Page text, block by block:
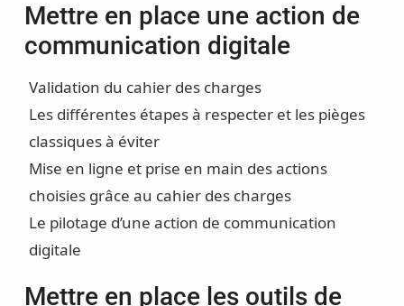
Mettre en place une action de
communication digitale
Validation du cahier des charges
Les différentes étapes à respecter et les pièges
classiques à éviter
Mise en ligne et prise en main des actions
choisies grâce au cahier des charges
Le pilotage d’une action de communication
digitale
Mettre en place les outils de